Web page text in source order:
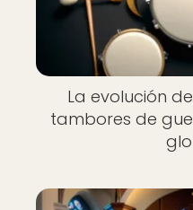
La evolución
tambores de